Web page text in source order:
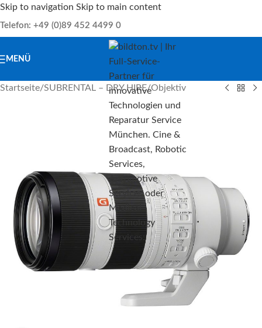
Skip to navigation Skip to main content
Telefon: +49 (0)89 452 4499 0
MENÜ
Startseite/SUBRENTAL – DRY HIRE/Objektiv